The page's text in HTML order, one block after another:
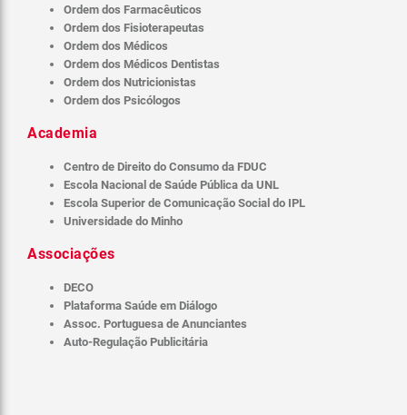
Ordem dos Farmacêuticos
Ordem dos Fisioterapeutas
Ordem dos Médicos
Ordem dos Médicos Dentistas
Ordem dos Nutricionistas
Ordem dos Psicólogos
Academia
Centro de Direito do Consumo da FDUC
Escola Nacional de Saúde Pública da UNL
Escola Superior de Comunicação Social do IPL
Universidade do Minho
Associações
DECO
Plataforma Saúde em Diálogo
Assoc. Portuguesa de Anunciantes
Auto-Regulação Publicitária